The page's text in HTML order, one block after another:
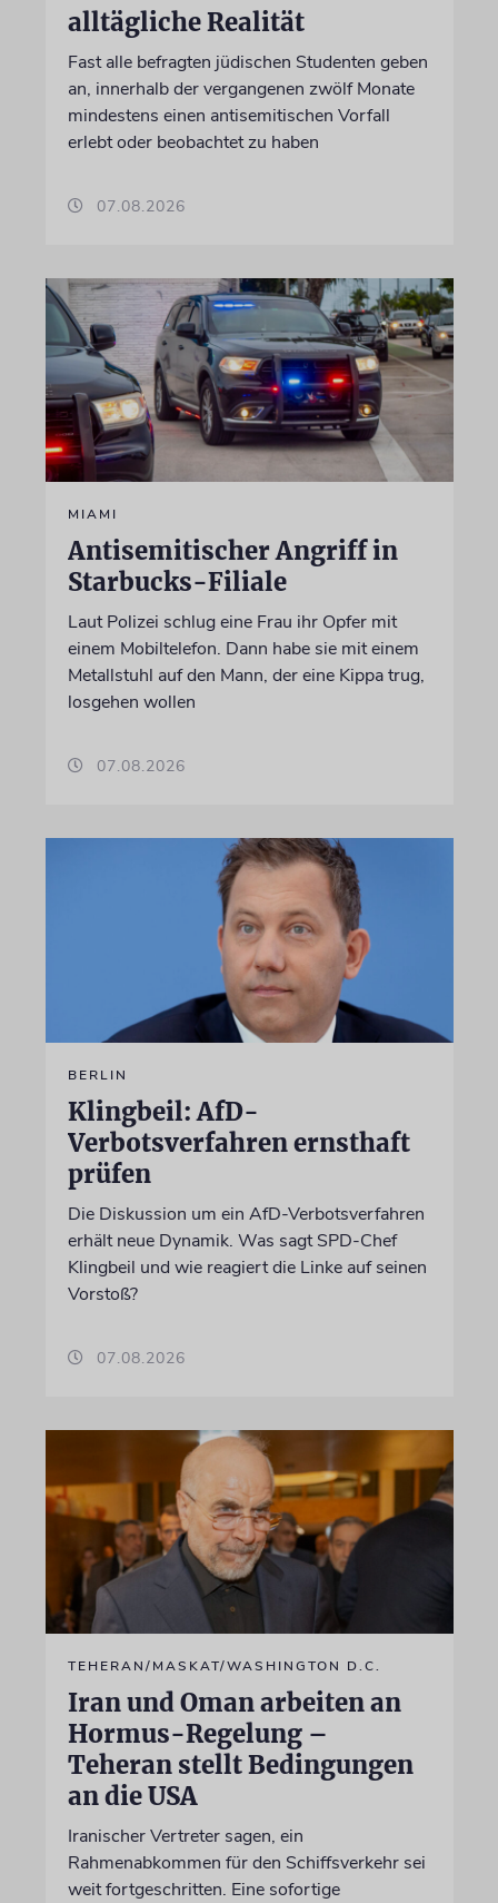
alltägliche Realität
Fast alle befragten jüdischen Studenten geben
an, innerhalb der vergangenen zwölf Monate
mindestens einen antisemitischen Vorfall
erlebt oder beobachtet zu haben
07.08.2026
MIAMI
Antisemitischer Angriff in
Starbucks-Filiale
Laut Polizei schlug eine Frau ihr Opfer mit
einem Mobiltelefon. Dann habe sie mit einem
Metallstuhl auf den Mann, der eine Kippa trug,
losgehen wollen
07.08.2026
BERLIN
Klingbeil: AfD-
Verbotsverfahren ernsthaft
prüfen
Die Diskussion um ein AfD-Verbotsverfahren
erhält neue Dynamik. Was sagt SPD-Chef
Klingbeil und wie reagiert die Linke auf seinen
Vorstoß?
07.08.2026
TEHERAN/MASKAT/WASHINGTON D.C.
Iran und Oman arbeiten an
Hormus-Regelung –
Teheran stellt Bedingungen
an die USA
Iranischer Vertreter sagen, ein
Rahmenabkommen für den Schiffsverkehr sei
weit fortgeschritten. Eine sofortige